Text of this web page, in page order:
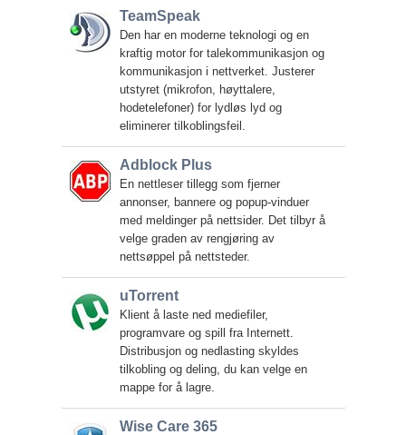
TeamSpeak
Den har en moderne teknologi og en
kraftig motor for talekommunikasjon og
kommunikasjon i nettverket. Justerer
utstyret (mikrofon, høyttalere,
hodetelefoner) for lydløs lyd og
eliminerer tilkoblingsfeil.
Adblock Plus
En nettleser tillegg som fjerner
annonser, bannere og popup-vinduer
med meldinger på nettsider. Det tilbyr å
velge graden av rengjøring av
nettsøppel på nettsteder.
uTorrent
Klient å laste ned mediefiler,
programvare og spill fra Internett.
Distribusjon og nedlasting skyldes
tilkobling og deling, du kan velge en
mappe for å lagre.
Wise Care 365